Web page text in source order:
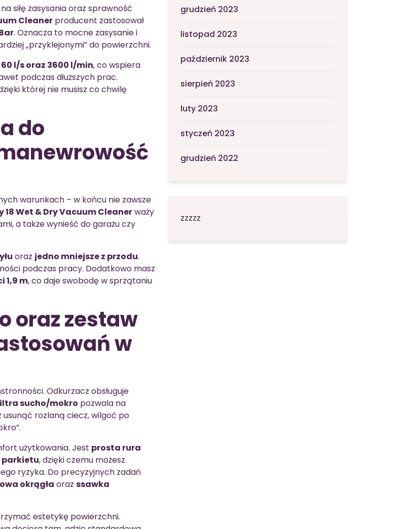
siłę zasysania oraz sprawność
Cleaner producent zastosował
. Oznacza to mocne zasysanie i
„przyklejonymi” do powierzchni.
60 l/s oraz 3600 l/min, co wspiera
podczas dłuższych prac.
której nie musisz co chwilę
do
warunkach – w końcu nie zawsze
18 Wet & Dry Vacuum Cleanerważy
a także wynieść do garażu czy
oraz jedno mniejsze z przodu.
podczas pracy. Dodatkowo masz
1,9 m, co daje swobodę w sprzątaniu
oraz zestaw
w
Odkurzacz obsługuje
sucho/mokro pozwala na
rozlaną ciecz, wilgoć po
użytkowania. Jest prosta rura
parkietu, dzięki czemu możesz
ryzyka. Do precyzyjnych zadań
okrągła oraz ssawka
estetykę powierzchni.
grudzień 2023
listopad 2023
październik 2023
sierpień 2023
luty 2023
styczeń 2023
grudzień 2022
zzzzz